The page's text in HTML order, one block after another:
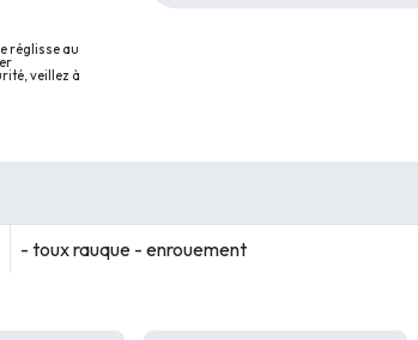
réglisse au
veillez à
- toux rauque - enrouement